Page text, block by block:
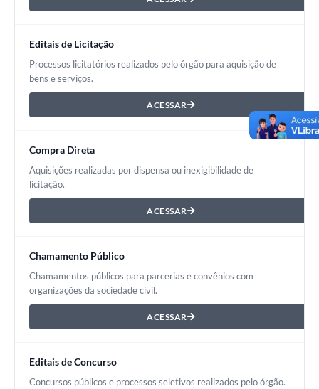
Editais de Licitação
Processos licitatórios realizados pelo órgão para aquisição de
bens e serviços.
ACESSAR
Compra Direta
Aquisições realizadas por dispensa ou inexigibilidade de
licitação.
ACESSAR
Chamamento Público
Chamamentos públicos para parcerias e convênios com
organizações da sociedade civil.
ACESSAR
Editais de Concurso
Concursos públicos e processos seletivos realizados pelo órgão.